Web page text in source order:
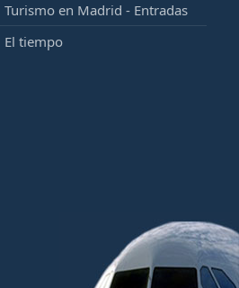
Turismo en Madrid - Entradas
El tiempo